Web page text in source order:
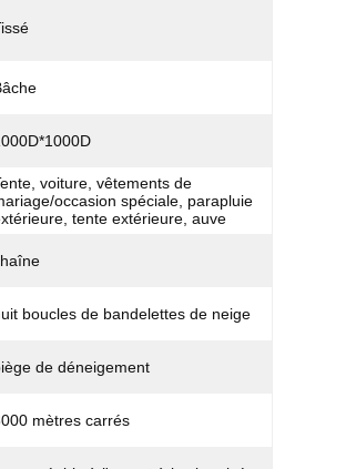
voiture, vêtements de
occasion spéciale, parapluie
tente extérieure, auve
boucles de bandelettes de neige
de déneigement
mètres carrés